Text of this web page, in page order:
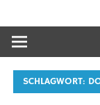
SCHLAGWORT: